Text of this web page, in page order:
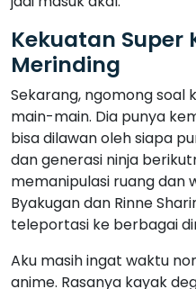
Kekuatan Super
Merinding
Sekarang, ngomong soal
main-main. Dia punya
bisa dilawan oleh siapa
dan generasi ninja
memanipulasi ruang dan
Byakugan dan Rinne
teleportasi ke berbagai
Aku masih ingat waktu
anime. Rasanya kayak